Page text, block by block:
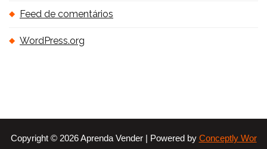
Feed de comentários
WordPress.org
Copyright © 2026 Aprenda Vender | Powered by Conceptly Wor